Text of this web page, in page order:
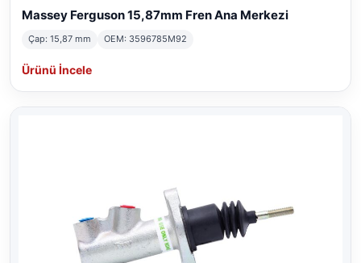
Massey Ferguson 15,87mm Fren Ana Merkezi
Çap: 15,87 mm OEM: 3596785M92
Ürünü İncele